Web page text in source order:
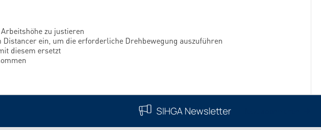
zu justieren
ein, um die erforderliche Drehbewegung auszuführen
diesem ersetzt
SIHGA Newsletter